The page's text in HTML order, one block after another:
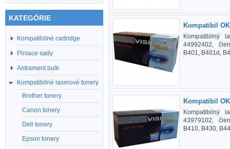
KATEGÓRIE
Kompatibilné cartridge
Plniace sady
Antrament bulk
Kompatibilné laserové tonery
Brother tonery
Canon tonery
Dell tonery
Epson tonery
Kompatibil
Kompatibilný
44992402,
B401, B401d,
Kompatibil
Kompatibilný
43979102,
B410, B430,